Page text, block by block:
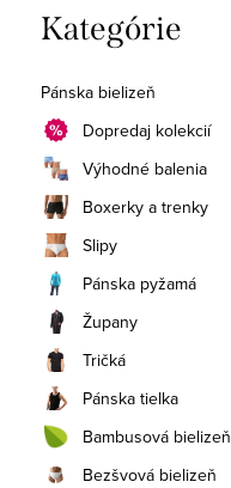
o
č
n
ý
p
a
n
e
l
Preskočiť
kategórie
Kategórie
Pánska bielizeň
Dopredaj kolekcií
Výhodné balenia
Boxerky a trenky
Slipy
Pánska pyžamá
Župany
Tričká
Pánska tielka
Bambusová bielizeň
Bezšvová bielizeň